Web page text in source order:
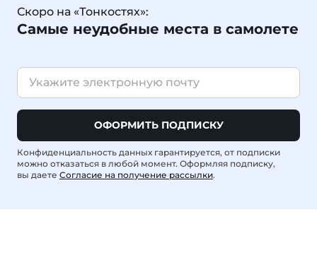
Скоро на «Тонкостях»:
Самые неудобные места в самолете
ОФОРМИТЬ ПОДПИСКУ
Конфиденциальность данных гарантируется, от подписки
можно отказаться в любой момент. Оформляя подписку,
вы даете Согласие на получение рассылки.